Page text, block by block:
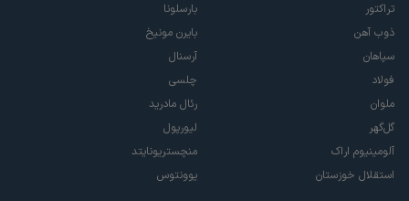
تراکتور
ذوب آهن
سپاهان
فولاد
ملوان
گل‌گهر
آلومینیوم اراک
استقلال خوزستان
بارسلونا
بایرن مونیخ
آرسنال
چلسی
رئال مادرید
لیورپول
منچستریونایتد
یوونتوس